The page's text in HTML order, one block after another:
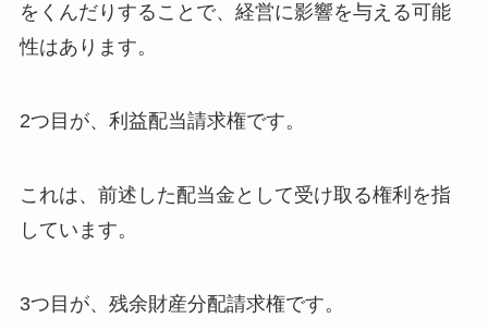
をくんだりすることで、経営に影響を与える可能
性はあります。
2つ目が、利益配当請求権です。
これは、前述した配当金として受け取る権利を指
しています。
3つ目が、残余財産分配請求権です。